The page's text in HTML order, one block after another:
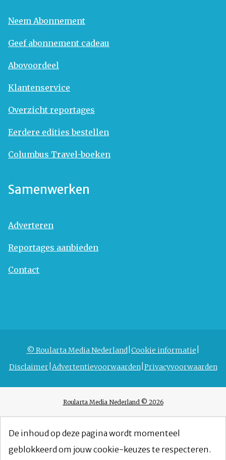
Neem Abonnement
Geef abonnement cadeau
Abovoordeel
Klantenservice
Overzicht reportages
Eerdere edities bestellen
Columbus Travel-boeken
Samenwerken
Adverteren
Reportages aanbieden
Contact
© Roularta Media Nederland Cookie informatie
Disclaimer Advertentievoorwaarden Privacyvoorwaarden
Roularta Media Nederland © 2026
De inhoud op deze pagina wordt momenteel
geblokkeerd om jouw cookie-keuzes te respecteren.